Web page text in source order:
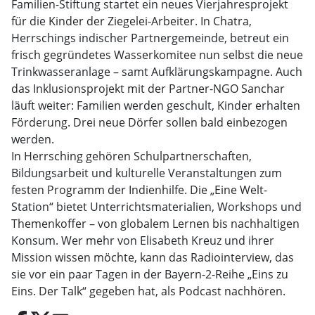
Familien-Stiftung startet ein neues Vierjahresprojekt
für die Kinder der Ziegelei-Arbeiter. In Chatra,
Herrschings indischer Partnergemeinde, betreut ein
frisch gegründetes Wasserkomitee nun selbst die neue
Trinkwasseranlage – samt Aufklärungskampagne. Auch
das Inklusionsprojekt mit der Partner-NGO Sanchar
läuft weiter: Familien werden geschult, Kinder erhalten
Förderung. Drei neue Dörfer sollen bald einbezogen
werden.
In Herrsching gehören Schulpartnerschaften,
Bildungsarbeit und kulturelle Veranstaltungen zum
festen Programm der Indienhilfe. Die „Eine Welt-
Station“ bietet Unterrichtsmaterialien, Workshops und
Themenkoffer – von globalem Lernen bis nachhaltigen
Konsum. Wer mehr von Elisabeth Kreuz und ihrer
Mission wissen möchte, kann das Radiointerview, das
sie vor ein paar Tagen in der Bayern-2-Reihe „Eins zu
Eins. Der Talk“ gegeben hat, als Podcast nachhören.